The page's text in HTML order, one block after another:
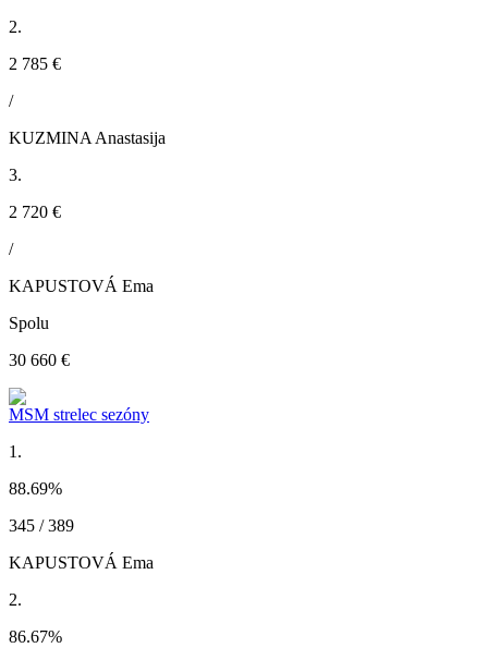
2.
2 785 €
/
KUZMINA Anastasija
3.
2 720 €
/
KAPUSTOVÁ Ema
Spolu
30 660 €
MSM strelec sezóny
1.
88.69%
345 / 389
KAPUSTOVÁ Ema
2.
86.67%